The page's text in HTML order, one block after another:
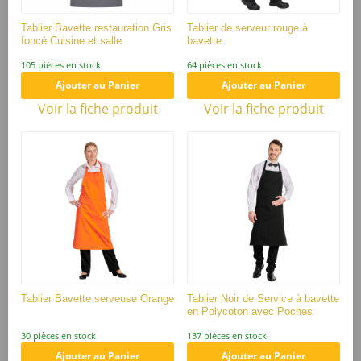
Voir l'attestation de confiance
Avis soumis à un contrôle
Calculé à partir de avis client(s)
Client anonyme publié le 25/02/2019 suite à une
commande du 25/02/2019
Tablier Bavette restauration Gris
foncé Cuisine et salle
105 pièces en stock
Ajouter au Panier
Voir la fiche produit
Tablier de serveur rouge à
bavette
64 pièces en stock
Ajouter au Panier
Voir la fiche produit
Tablier Bavette serveuse Orange
30 pièces en stock
Ajouter au Panier
Tablier Noir de Service à bavette
en Polycoton avec Poches
137 pièces en stock
Ajouter au Panier